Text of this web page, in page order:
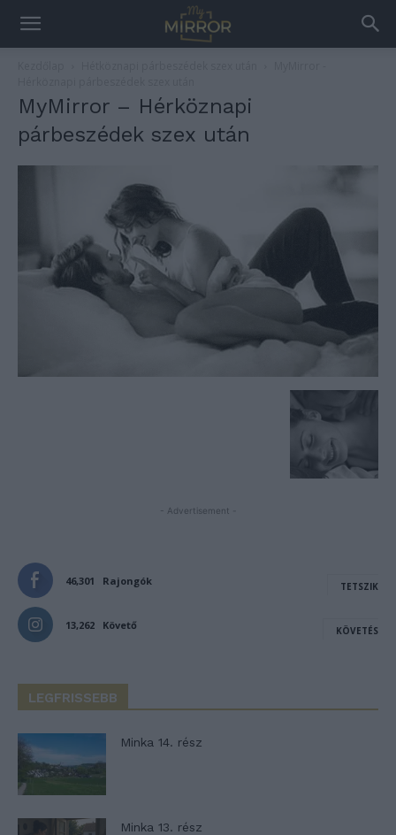
MyMirror – Hérköznapi
párbeszédek szex után
- Advertisement -
46,301 Rajongók TETSZIK
13,262 Követő KÖVETÉS
LEGFRISSEBB
Minka 14. rész
Minka 13. rész